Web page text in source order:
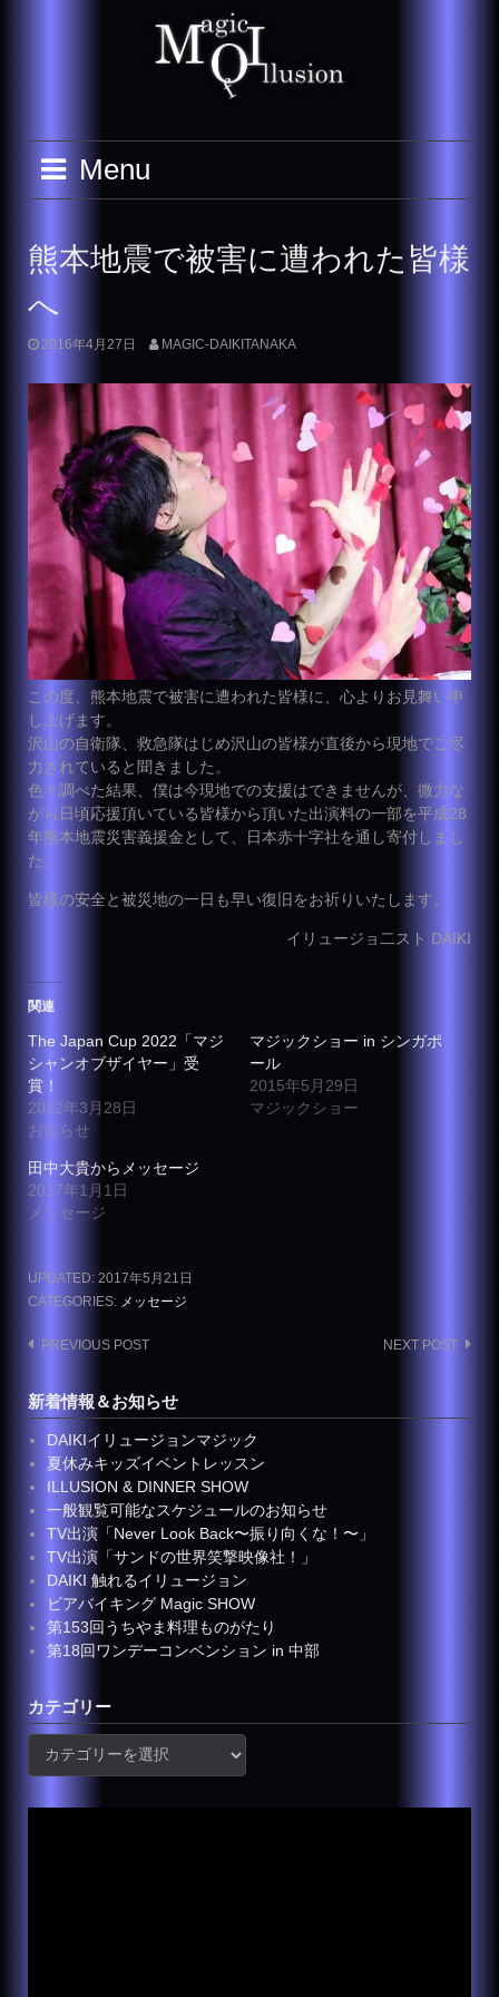
Menu
熊本地震で被害に遭われた皆様
へ
2016年4月27日 MAGIC-DAIKITANAKA
この度、熊本地震で被害に遭われた皆様に、心よりお見舞い申
し上げます。
沢山の自衛隊、救急隊はじめ沢山の皆様が直後から現地でご尽
力されていると聞きました。
色々調べた結果、僕は今現地での支援はできませんが、微力な
がら日頃応援頂いている皆様から頂いた出演料の一部を平成28
年熊本地震災害義援金として、日本赤十字社を通し寄付しまし
た。
皆様の安全と被災地の一日も早い復旧をお祈りいたします。
イリュージョ二スト DAIKI
関連
The Japan Cup 2022「マジ
シャンオブザイヤー」受
賞！
2022年3月28日
お知らせ
マジックショー in シンガポ
ール
2015年5月29日
マジックショー
田中大貴からメッセージ
2017年1月1日
メッセージ
UPDATED: 2017年5月21日
CATEGORIES: メッセージ
Post
PREVIOUS POST NEXT POST
新着情報＆お知らせ
DAIKIイリュージョンマジック
夏休みキッズイベントレッスン
ILLUSION & DINNER SHOW
一般観覧可能なスケジュールのお知らせ
TV出演「Never Look Back〜振り向くな！〜」
TV出演「サンドの世界笑撃映像社！」
DAIKI 触れるイリュージョン
ビアバイキング Magic SHOW
第153回うちやま料理ものがたり
第18回ワンデーコンベンション in 中部
カテゴリー